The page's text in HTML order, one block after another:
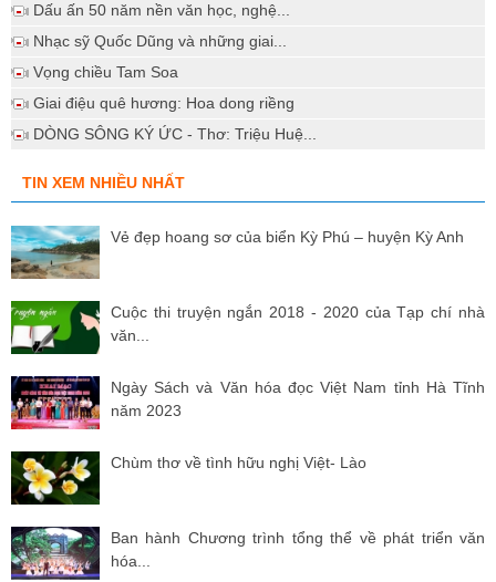
Dấu ấn 50 năm nền văn học, nghệ...
Nhạc sỹ Quốc Dũng và những giai...
Vọng chiều Tam Soa
Giai điệu quê hương: Hoa dong riềng
DÒNG SÔNG KÝ ỨC - Thơ: Triệu Huệ...
TIN XEM NHIỀU NHẤT
Vẻ đẹp hoang sơ của biển Kỳ Phú – huyện Kỳ Anh
Cuộc thi truyện ngắn 2018 - 2020 của Tạp chí nhà
văn...
Ngày Sách và Văn hóa đọc Việt Nam tỉnh Hà Tĩnh
năm 2023
Chùm thơ về tình hữu nghị Việt- Lào
Ban hành Chương trình tổng thể về phát triển văn
hóa...